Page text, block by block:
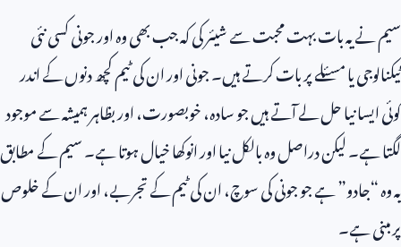
سیم نے یہ بات بہت محبت سے شیئر کی کہ جب بھی وہ اور جونی کسی نئی
ٹیکنالوجی یا مسئلے پر بات کرتے ہیں۔ جونی اور ان کی ٹیم کچھ دنوں کے اندر
کوئی ایسا نیا حل لے آتے ہیں جو سادہ، خوبصورت، اور بظاہر ہمیشہ سے موجود
لگتا ہے۔ لیکن دراصل وہ بالکل نیا اور انوکھا خیال ہوتا ہے۔ سیم کے مطابق
یہ وہ “جادو” ہے جو جونی کی سوچ، ان کی ٹیم کے تجربے، اور ان کے خلوص
پر مبنی ہے۔